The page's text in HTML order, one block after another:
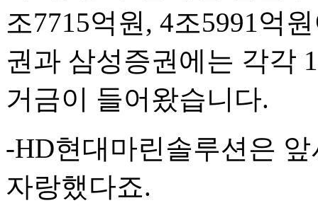
조7715억원, 4조5991억
권과 삼성증권에는 각각
거금이 들어왔습니다.
-HD현대마린솔루션은
자랑했다죠.